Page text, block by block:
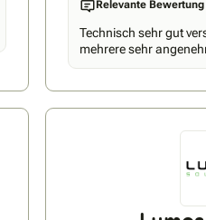
sowie auf die
Umsetzung: Wir können
12 Wochen
Montagegarantie von
nutzen ausschliesslich
Standardsortiment
europäische Produkte,
Relevante Bewertung
Technisch sehr gut
mehrere sehr